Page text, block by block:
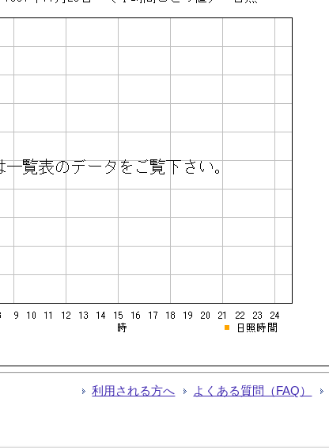
利用される方へ よくある質問（FAQ）